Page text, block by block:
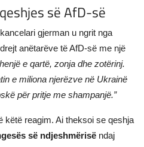
së AfD-së
gjerman u ngrit nga
anëtarëve të AfD-së me një
e qartë, zonja dhe zotërinj.
e miliona njerëzve në Ukrainë
për pritje me shampanjë.”
këtë reagim. Ai theksoi se qeshja
së ndjeshmërisë ndaj